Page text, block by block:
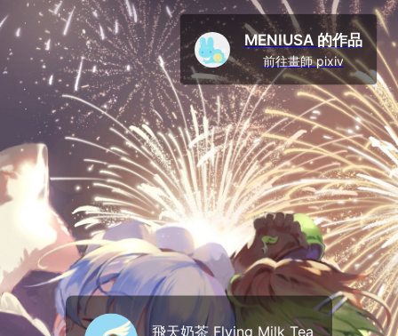
飛天奶茶 Flying Milk Tea
MENIUSA 的作品
前往畫師 pixiv